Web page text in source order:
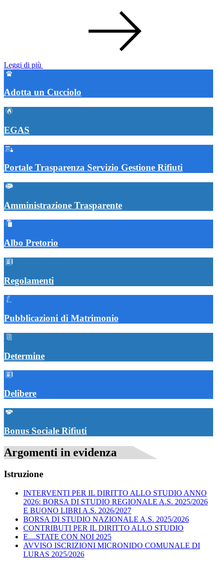
Leggi di più
Adotta un Cucciolo
EGAS
Portale Trasparenza Servizio Gestione Rifiuti
Amministrazione Trasparente
Albo Pretorio
Regolamenti
Pubblicazioni di Matrimonio
Determine
Delibere
Bonus Sociale Rifiuti
Argomenti in evidenza
Istruzione
INTERVENTI PER IL DIRITTO ALLO STUDIO ANNO
2026: BORSA DI STUDIO REGIONALE A.S. 2025/2026
E BUONO LIBRI A.S. 2026/2027
BORSA DI STUDIO NAZIONALE A.S. 2025/2026
CONTRIBUTI PER IL DIRITTO ALLO STUDIO
E....STATE CON NOI 2025
AVVISO ISCRIZIONI MICRONIDO COMUNALE DI
LURAS 2025/2026